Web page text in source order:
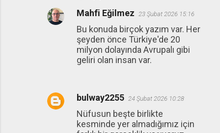
Mahfi Eğilmez 23 Şubat 2026 15:16
Bu konuda birçok yazım var. Her
şeyden önce Türkiye'de 20
milyon dolayında Avrupalı gibi
geliri olan insan var.
bulway2255 24 Şubat 2026 10:28
Nüfusun beşte birlikte
kesminde yer almadığımız için